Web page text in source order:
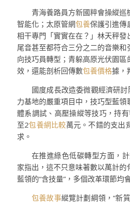
青海養路員方新國粹會操縱
智能化；太原管網包養保護引進傳
相干專門「實實在在？」林天秤發
尾音甚至都符合三分之二的音樂
向技巧員轉型；青躲高原光伏園
效，還能剖析回傳數包養價格據，
國度成長改造委微觀經濟研
力基地的嚴重項目中，技巧型藍
體系調試、高壓操縱等技巧，持
至2包養網比較萬元。不錯的支出
求。
在推進綠色低碳轉型方面，
家指出，這不只意味著數以萬計
藍領的“含技量”，多個改革環節均
包養故事縱覽計劃綱領，“新